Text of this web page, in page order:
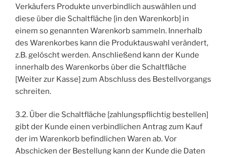
Verkäufers Produkte unverbindlich auswählen und
diese über die Schaltfläche [in den Warenkorb] in
einem so genannten Warenkorb sammeln. Innerhalb
des Warenkorbes kann die Produktauswahl verändert,
z.B. gelöscht werden. Anschließend kann der Kunde
innerhalb des Warenkorbs über die Schaltfläche
[Weiter zur Kasse] zum Abschluss des Bestellvorgangs
schreiten.
3.2. Über die Schaltfläche [zahlungspflichtig bestellen]
gibt der Kunde einen verbindlichen Antrag zum Kauf
der im Warenkorb befindlichen Waren ab. Vor
Abschicken der Bestellung kann der Kunde die Daten